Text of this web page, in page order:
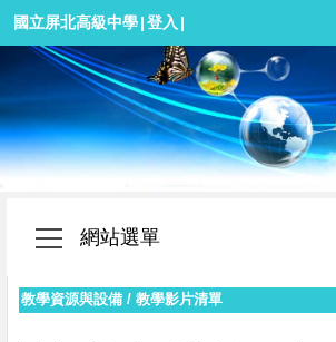
國立屏北高級中學|登入 |
網站選單
教學資源與設備 / 教學影片清單